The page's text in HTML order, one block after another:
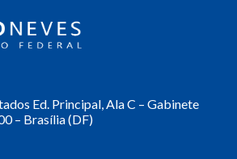
Ed. Principal, Ala C – Gabinete
– Brasília (DF)